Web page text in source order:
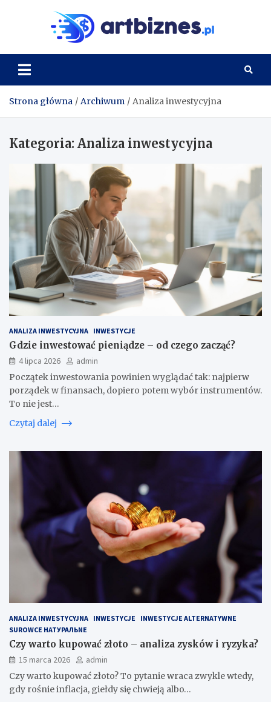
Strona główna Archiwum Analiza inwestycyjna
Kategoria: Analiza inwestycyjna
ANALIZA INWESTYCYJNA INWESTYCJE
Gdzie inwestować pieniądze – od czego zacząć?
4 lipca 2026
admin
Początek inwestowania powinien wyglądać tak: najpierw
porządek w finansach, dopiero potem wybór instrumentów.
To nie jest…
Czytaj dalej
ANALIZA INWESTYCYJNA INWESTYCJE
INWESTYCJE ALTERNATYWNE
SUROWCE НАТУРАЛЬNE
Czy warto kupować złoto – analiza zysków i ryzyka?
15 marca 2026
admin
Czy warto kupować złoto? To pytanie wraca zwykle wtedy,
gdy rośnie inflacja, giełdy się chwieją albo…